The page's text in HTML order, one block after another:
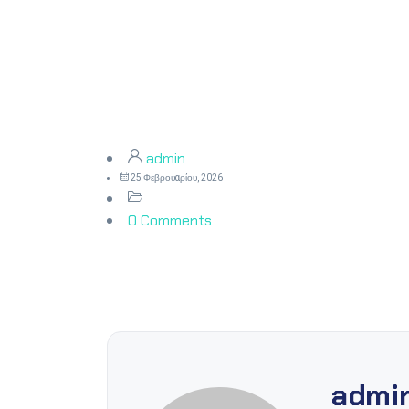
admin
25 Φεβρουαρίου, 2026
0 Comments